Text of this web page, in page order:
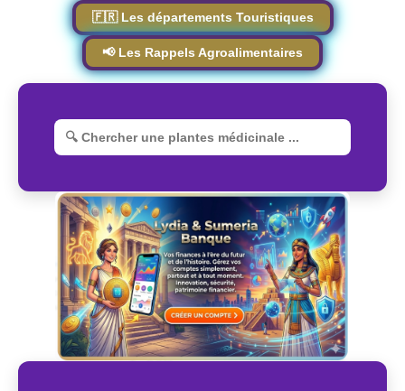
🇫🇷 Les départements Touristiques
📢 Les Rappels Agroalimentaires